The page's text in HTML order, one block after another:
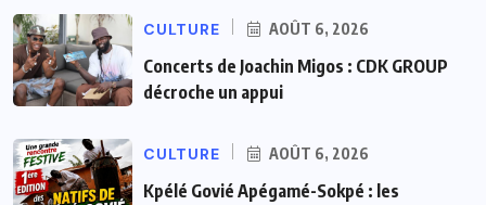
CULTURE AOÛT 6, 2026
Concerts de Joachin Migos : CDK GROUP
décroche un appui
CULTURE AOÛT 6, 2026
Kpélé Govié Apégamé-Sokpé : les